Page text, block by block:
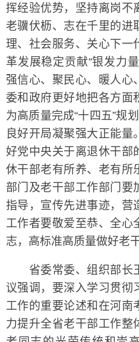
挥经验优势，坚持离岗不
老骥伏枥、志在千里的进
理、社会服务、关心下一
革发展稳定贡献“银发力
强信心、聚民心、暖人心
委和政府更好地把各方面
为高质量完成“十四五”规
良好开局凝聚强大正能量
好党中央关于离退休干部
休干部老有所养、老有所
部门及老干部工作部门要
指导，宣传先进事迹，营
工作者要敬爱至恭、全心
志，高标准高质量做好老
省委常委、组织部长
议强调，要深入学习贯彻
工作的重要论述和在河南
力提升全省老干部工作整